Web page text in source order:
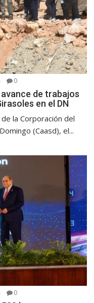
0
de trabajos
en el DN
la Corporación del
(Caasd), el...
0